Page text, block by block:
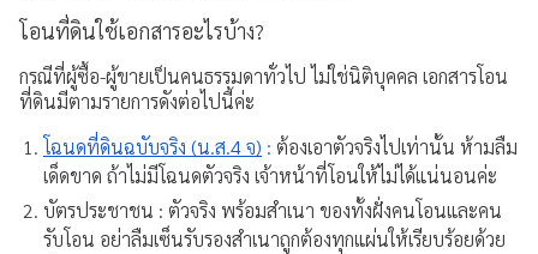
โอนที่ดินใช้เอกสารอะไรบ้าง?
กรณีที่ผู้ซื้อ-ผู้ขายเป็นคนธรรมดาทั่วไป ไม่ใช่นิติบุคคล เอกสารโอน
ที่ดินมีตามรายการดังต่อไปนี้ค่ะ
โฉนดที่ดินฉบับจริง (น.ส.4 จ) : ต้องเอาตัวจริงไปเท่านั้น ห้ามลืม
เด็ดขาด ถ้าไม่มีโฉนดตัวจริง เจ้าหน้าที่โอนให้ไม่ได้แน่นอนค่ะ
บัตรประชาชน : ตัวจริง พร้อมสำเนา ของทั้งฝั่งคนโอนและคน
รับโอน อย่าลืมเซ็นรับรองสำเนาถูกต้องทุกแผ่นให้เรียบร้อยด้วย